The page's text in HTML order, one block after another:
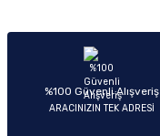
%100 Güvenli Alışveriş
ARACINIZIN TEK ADRESİ